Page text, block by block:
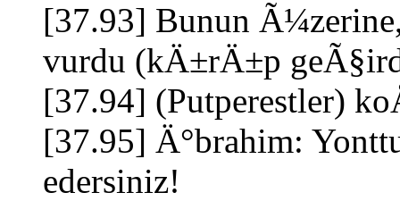
[37.93] Bunun
vurdu (kÄ±rÄ±p
[37.94] (Putperestler)
[37.95] Ä°brahim:
edersiniz!